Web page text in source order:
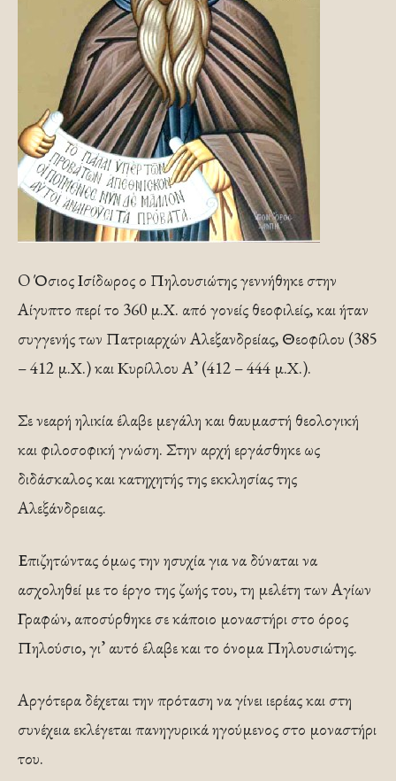
O Όσιος Ισίδωρος ο Πηλουσιώτης γεννήθηκε στην
Αίγυπτο περί το 360 μ.Χ. από γονείς θεοφιλείς, και ήταν
συγγενής των Πατριαρχών Αλεξανδρείας, Θεοφίλου (385
– 412 μ.Χ.) και Κυρίλλου Α’ (412 – 444 μ.Χ.).
Σε νεαρή ηλικία έλαβε μεγάλη και θαυμαστή θεολογική
και φιλοσοφική γνώση. Στην αρχή εργάσθηκε ως
διδάσκαλος και κατηχητής της εκκλησίας της
Αλεξάνδρειας.
Επιζητώντας όμως την ησυχία για να δύναται να
ασχοληθεί με το έργο της ζωής του, τη μελέτη των Αγίων
Γραφών, αποσύρθηκε σε κάποιο μοναστήρι στο όρος
Πηλούσιο, γι’ αυτό έλαβε και το όνομα Πηλουσιώτης.
Αργότερα δέχεται την πρόταση να γίνει ιερέας και στη
συνέχεια εκλέγεται πανηγυρικά ηγούμενος στο μοναστήρι
του.